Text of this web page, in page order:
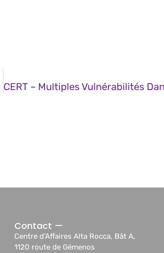
Contact —
Centre d’Affaires Alta Rocca, Bât A,
1120 route de Gémenos